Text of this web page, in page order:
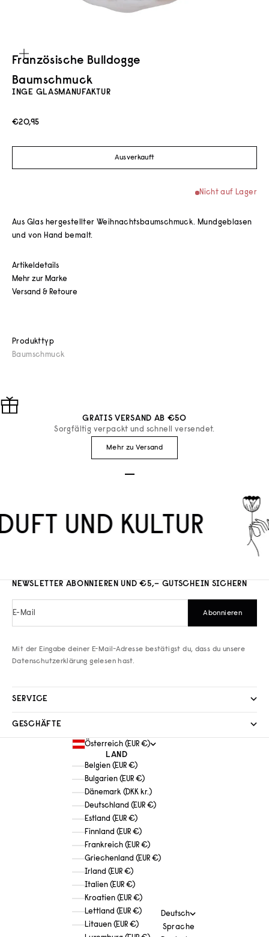
Produkttyp
Baumschmuck
Französische Bulldogge
Baumschmuck
INGE GLASMANUFAKTUR
Angebot
€20,95
Ausverkauft
Nicht auf Lager
Aus Glas hergestellter Weihnachtsbaumschmuck. Mundgeblasen
und von Hand bemalt.
Artikeldetails
Mehr zur Marke
Versand & Retoure
GRATIS VERSAND AB €50
Sorgfältig verpackt und schnell versendet.
Mehr zu Versand
UND KULTUR
NEWSLETTER ABONNIEREN UND €5,– GUTSCHEIN SICHERN
E-Mail Abonnieren
Mit der Eingabe deiner E-Mail-Adresse bestätigst du, dass du unsere
Datenschutzerklärung gelesen hast.
SERVICE
GESCHÄFTE
Österreich (EUR €)
LAND
Belgien (EUR €)
Bulgarien (EUR €)
Dänemark (DKK kr.)
Deutschland (EUR €)
Estland (EUR €)
Finnland (EUR €)
Frankreich (EUR €)
Griechenland (EUR €)
Irland (EUR €)
Italien (EUR €)
Kroatien (EUR €)
Lettland (EUR €)
Litauen (EUR €)
Deutsch
Sprache